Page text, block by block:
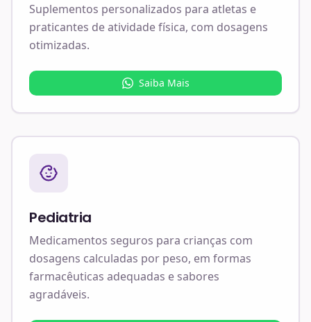
Suplementos personalizados para atletas e
praticantes de atividade física, com dosagens
otimizadas.
Saiba Mais
Pediatria
Medicamentos seguros para crianças com
dosagens calculadas por peso, em formas
farmacêuticas adequadas e sabores
agradáveis.